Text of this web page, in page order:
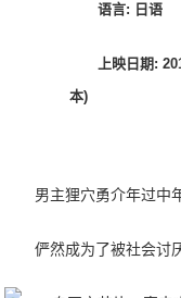
语言: 日语
上映日期:
本)
男主狸穴勇介年过中
俨然成为了被社会讨